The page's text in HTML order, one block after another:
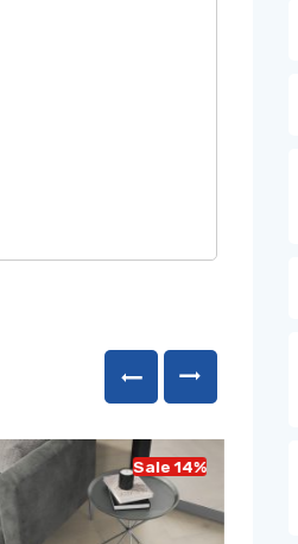
Sale 14%